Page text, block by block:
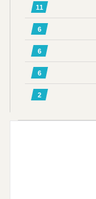
11
6
6
6
2